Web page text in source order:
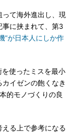
て海外進出し、現
に挟まれて、第3
”が日本人にしか作
使ったミスを最小
イゼンの飽くなき
的モノづくりの良
る上で参考になる